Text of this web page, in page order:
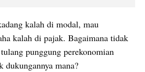
kalah di modal, mau
kalah di pajak. Bagaimana tidak
punggung perekonomian
dukungannya mana?